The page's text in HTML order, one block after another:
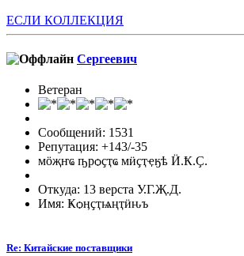
ЕСЛИ КОЛЛЕКЦИЯ
Сергеевич
Ветеран
Сообщений: 1531
Репутация: +143/-35
мӧҗҥҩ ҧрѻҫҭҩ мӥҫҭҿӄѣ Ӥ.Ҟ.Ҫ.
Откуда: 13 верста У.Г.Җ.Д.
Имя: Ҝѻӊҫҭѩңҭӥԋъ
Re: Китайские поставщики